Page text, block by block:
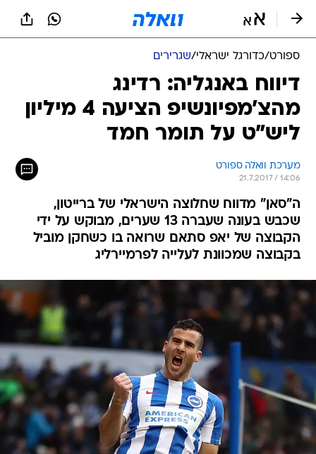
ספורט/כדורגל ישראלי/שגרירים
דיווח באנגליה: רדינג
מהצ'מפיונשיפ הציעה 4 מיליון
ליש"ט על תומר חמד
מערכת וואלה ספורט
21.7.2017 / 14:06
ה"סאן" מדווח שחלוצה הישראלי של ברייטון,
שכבש בעונה שעברה 13 שערים, מבוקש על ידי
הקבוצה של יאפ סתאם שרואה בו כשחקן מוביל
בקבוצה שמכוונת לעלייה לפרמיירליג